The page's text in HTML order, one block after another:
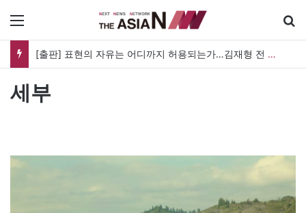
[출판] 표현의 자유는 어디까지 허용되는가…김재형 전 대법관 ‘언론과 인격권’
세부